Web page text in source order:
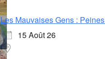
Les Mauvaises Gens :
15 Août 26